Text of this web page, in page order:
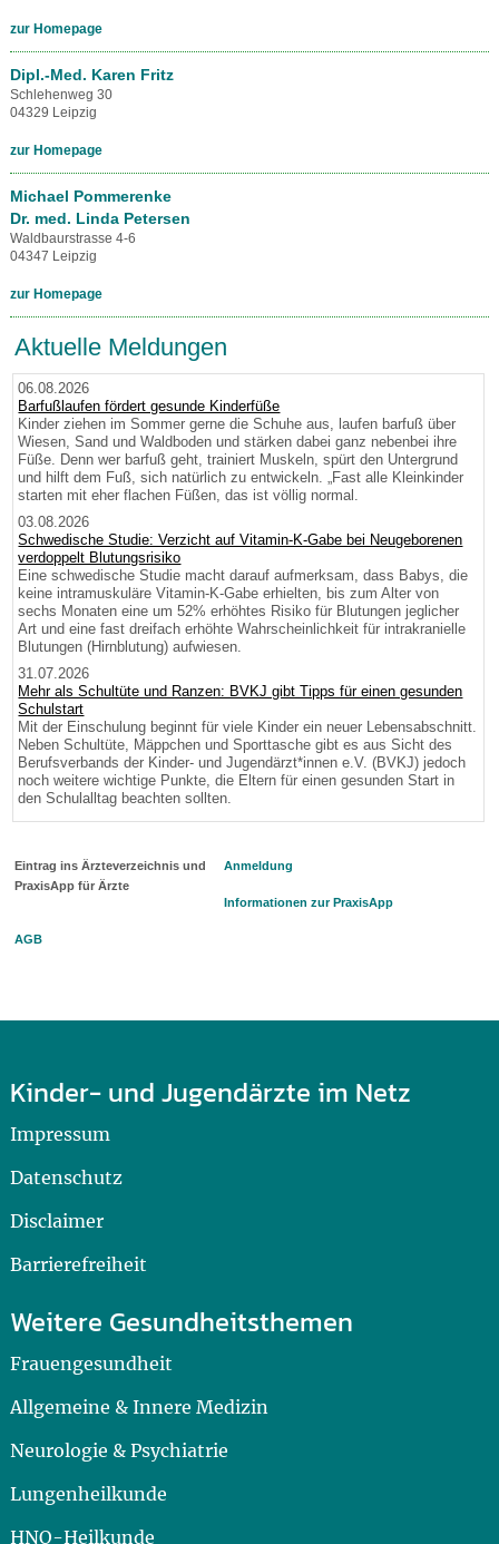
zur Homepage
Dipl.-Med. Karen Fritz
Schlehenweg 30
04329 Leipzig
zur Homepage
Michael Pommerenke
Dr. med. Linda Petersen
Waldbaurstrasse 4-6
04347 Leipzig
zur Homepage
Aktuelle Meldungen
06.08.2026
Barfußlaufen fördert gesunde Kinderfüße
Kinder ziehen im Sommer gerne die Schuhe aus, laufen barfuß über
Wiesen, Sand und Waldboden und stärken dabei ganz nebenbei ihre
Füße. Denn wer barfuß geht, trainiert Muskeln, spürt den Untergrund
und hilft dem Fuß, sich natürlich zu entwickeln. „Fast alle Kleinkinder
starten mit eher flachen Füßen, das ist völlig normal.
03.08.2026
Schwedische Studie: Verzicht auf Vitamin-K-Gabe bei Neugeborenen
verdoppelt Blutungsrisiko
Eine schwedische Studie macht darauf aufmerksam, dass Babys, die
keine intramuskuläre Vitamin-K-Gabe erhielten, bis zum Alter von
sechs Monaten eine um 52% erhöhtes Risiko für Blutungen jeglicher
Art und eine fast dreifach erhöhte Wahrscheinlichkeit für intrakranielle
Blutungen (Hirnblutung) aufwiesen.
31.07.2026
Mehr als Schultüte und Ranzen: BVKJ gibt Tipps für einen gesunden
Schulstart
Mit der Einschulung beginnt für viele Kinder ein neuer Lebensabschnitt.
Neben Schultüte, Mäppchen und Sporttasche gibt es aus Sicht des
Berufsverbands der Kinder- und Jugendärzt*innen e.V. (BVKJ) jedoch
noch weitere wichtige Punkte, die Eltern für einen gesunden Start in
den Schulalltag beachten sollten.
Eintrag ins Ärzteverzeichnis und
PraxisApp für Ärzte
Anmeldung
Informationen zur PraxisApp
AGB
Kinder- und Jugendärzte im Netz
Impressum
Datenschutz
Disclaimer
Barrierefreiheit
Weitere Gesundheitsthemen
Frauengesundheit
Allgemeine & Innere Medizin
Neurologie & Psychiatrie
Lungenheilkunde
HNO-Heilkunde